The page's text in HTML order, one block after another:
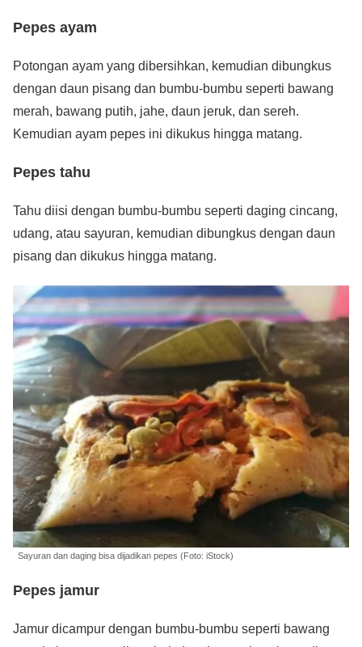
Pepes ayam
Potongan ayam yang dibersihkan, kemudian dibungkus
dengan daun pisang dan bumbu-bumbu seperti bawang
merah, bawang putih, jahe, daun jeruk, dan sereh.
Kemudian ayam pepes ini dikukus hingga matang.
Pepes tahu
Tahu diisi dengan bumbu-bumbu seperti daging cincang,
udang, atau sayuran, kemudian dibungkus dengan daun
pisang dan dikukus hingga matang.
Sayuran dan daging bisa dijadikan pepes (Foto: iStock)
Pepes jamur
Jamur dicampur dengan bumbu-bumbu seperti bawang